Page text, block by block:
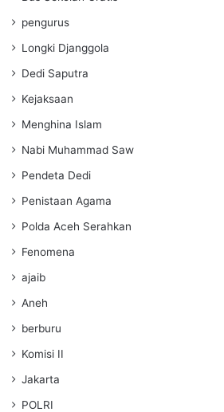
pengurus
Longki Djanggola
Dedi Saputra
Kejaksaan
Menghina Islam
Nabi Muhammad Saw
Pendeta Dedi
Penistaan Agama
Polda Aceh Serahkan
Fenomena
ajaib
Aneh
berburu
Komisi II
Jakarta
POLRI